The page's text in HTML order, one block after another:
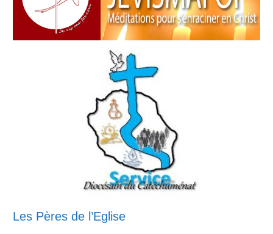
Les Pères de l’Eglise